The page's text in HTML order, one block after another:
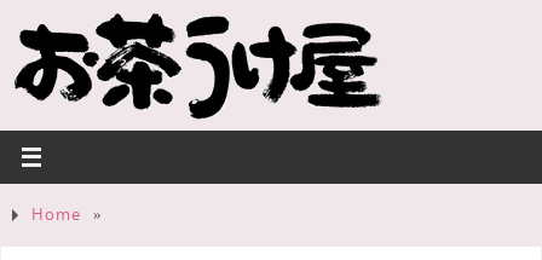
Home »